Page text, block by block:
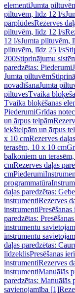
elementiJumta
piltuvēm, līdz 12 l/s
pārplūdesRezerves
piltuvēm, līdz 12 l/s
12 l/sJumta piltuvēm,
piltuvēm, līdz 25 l/s
200Stiprinājumu
paredzētas: Piederumi
Jumta piltuvēm
novadīšanaJumta
piltuvesTvaika
Tvaika bloķēšanas
PiederumiGrīdas
un ārpus telpām
iekštelpām un ārpus
x 10 cmRezerves
terasēm, 10 x 10 cm
balkoniem un
cmRezerves daļas
cmPiederumi
programmatūra
daļas paredzētas:
instrumentiRezerves
instrumenti
paredzētas:
instrumentu
instrumentu
daļas paredzētas:
līdzeklisPresēšanas
instrumentiRezerves
instrumentiManuālās
paredzētas: Manuālās
savienojamība [1]